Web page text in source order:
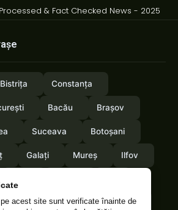
acest site sunt verificate înainte de
& Fact Checked News - 2025
Bistrița Constanța
Bacău Brașov
Suceava Botoșani
Galați Mureș Ilfov
Vrancea Satumare